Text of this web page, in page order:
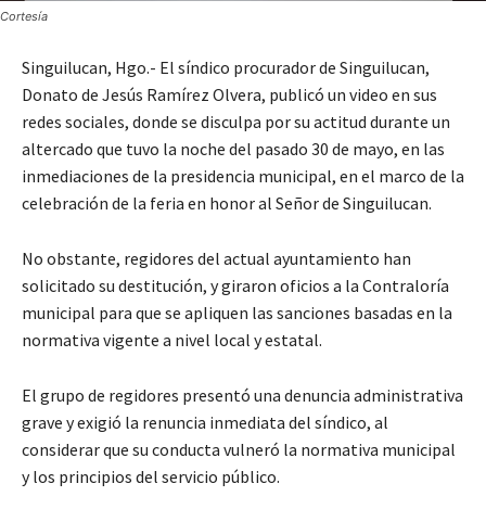
Cortesía
Singuilucan, Hgo.- El síndico procurador de Singuilucan,
Donato de Jesús Ramírez Olvera, publicó un video en sus
redes sociales, donde se disculpa por su actitud durante un
altercado que tuvo la noche del pasado 30 de mayo, en las
inmediaciones de la presidencia municipal, en el marco de la
celebración de la feria en honor al Señor de Singuilucan.
No obstante, regidores del actual ayuntamiento han
solicitado su destitución, y giraron oficios a la Contraloría
municipal para que se apliquen las sanciones basadas en la
normativa vigente a nivel local y estatal.
El grupo de regidores presentó una denuncia administrativa
grave y exigió la renuncia inmediata del síndico, al
considerar que su conducta vulneró la normativa municipal
y los principios del servicio público.